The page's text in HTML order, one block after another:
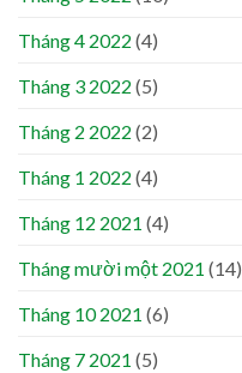
Tháng 4 2022 (4)
Tháng 3 2022 (5)
Tháng 2 2022 (2)
Tháng 1 2022 (4)
Tháng 12 2021 (4)
Tháng mười một 2021 (14)
Tháng 10 2021 (6)
Tháng 7 2021 (5)